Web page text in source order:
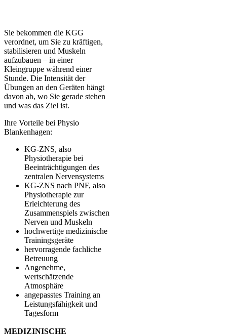
Sie bekommen die KGG
verordnet, um Sie zu kräftigen,
stabilisieren und Muskeln
aufzubauen – in einer
Kleingruppe während einer
Stunde. Die Intensität der
Übungen an den Geräten hängt
davon ab, wo Sie gerade stehen
und was das Ziel ist.
Ihre Vorteile bei Physio
Blankenhagen:
KG-ZNS, also
Physiotherapie bei
Beeinträchtigungen des
zentralen Nervensystems
KG-ZNS nach PNF, also
Physiotherapie zur
Erleichterung des
Zusammenspiels zwischen
Nerven und Muskeln
hochwertige medizinische
Trainingsgeräte
hervorragende fachliche
Betreuung
Angenehme,
wertschätzende
Atmosphäre
angepasstes Training an
Leistungsfähigkeit und
Tagesform
MEDIZINISCHE